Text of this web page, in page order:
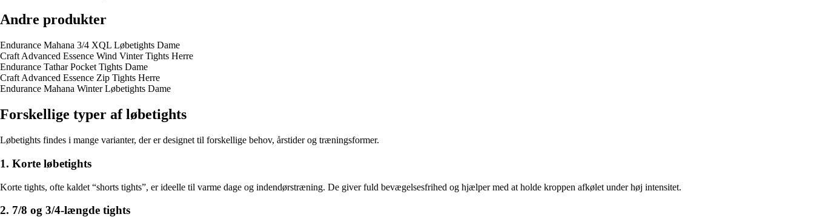
Andre produkter
Endurance Mahana 3/4 XQL Løbetights Dame
Craft Advanced Essence Wind Vinter Tights Herre
Endurance Tathar Pocket Tights Dame
Craft Advanced Essence Zip Tights Herre
Endurance Mahana Winter Løbetights Dame
Forskellige typer af løbetights
Løbetights findes i mange varianter, der er designet til forskellige behov, årstider og træningsformer.
1. Korte løbetights
Korte tights, ofte kaldet “shorts tights”, er ideelle til varme dage og indendørstræning. De giver fuld bevægelsesfrihed og hjælper med at holde kroppen afkølet under høj intensitet.
2. 7/8 og 3/4-længde tights